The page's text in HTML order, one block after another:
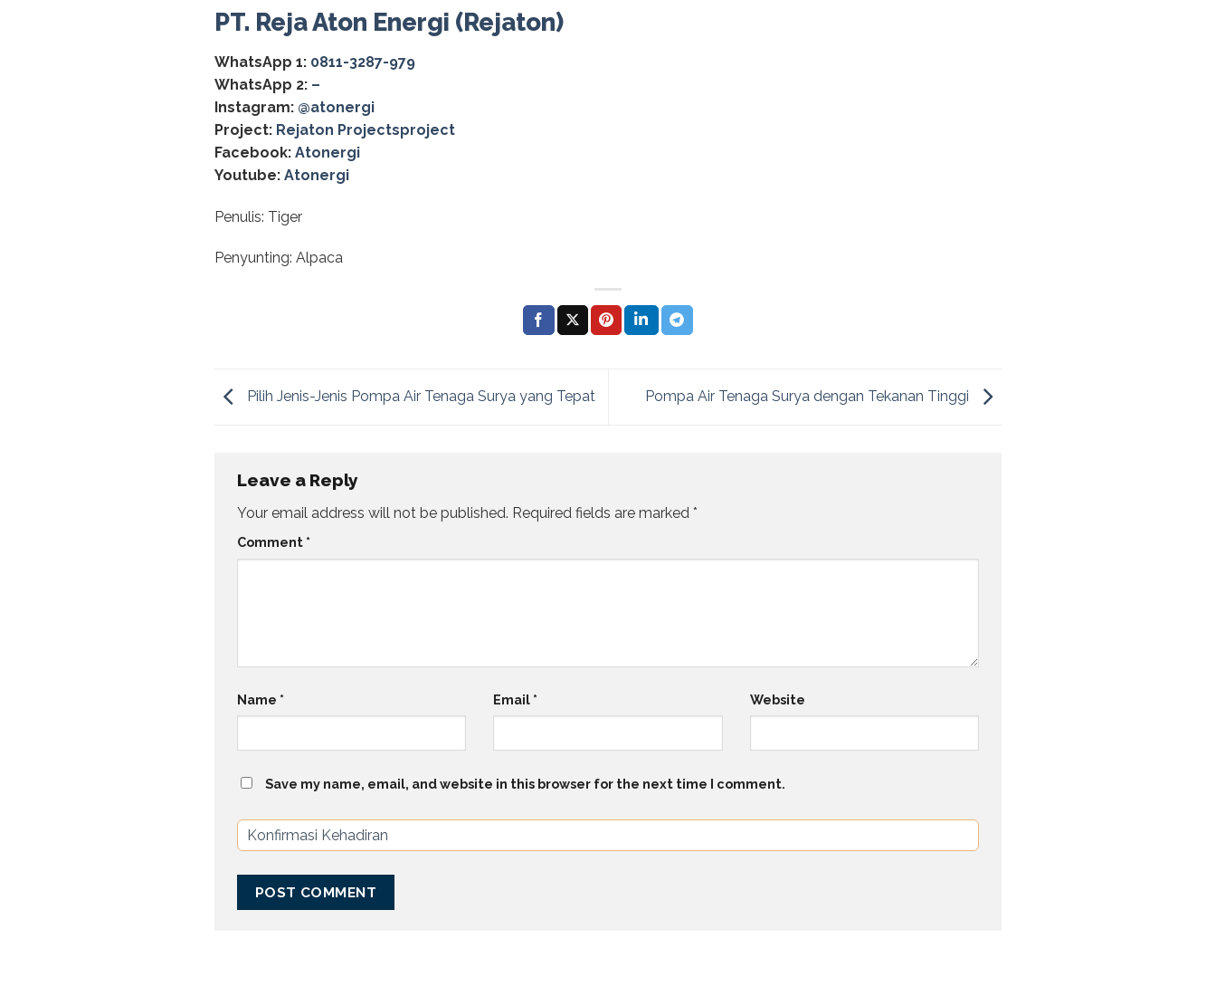
PT. Reja Aton Energi (Rejaton)
WhatsApp 1: 0811-3287-979
WhatsApp 2: –
Instagram: @‌atonergi
Project: Rejaton Projectsproject
Facebook: Atonergi
Youtube: Atonergi
Penulis: Tiger
Penyunting: Alpaca
Pilih Jenis-Jenis Pompa Air Tenaga Surya yang Tepat Pompa Air Tenaga Surya dengan Tekanan Tinggi
Leave a Reply
Your email address will not be published. Required fields are marked *
Comment *
Name * Email * Website
Save my name, email, and website in this browser for the next time I comment.